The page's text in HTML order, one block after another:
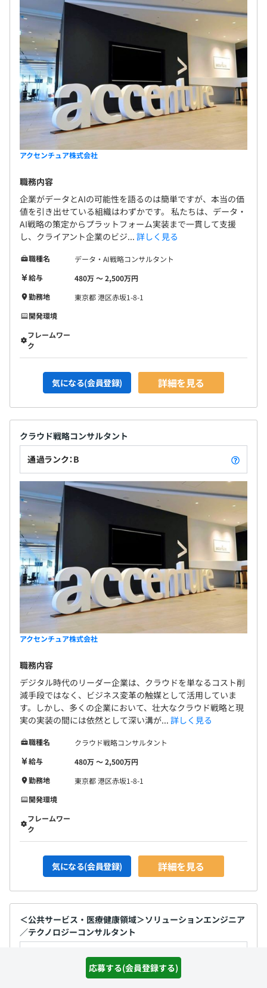
応募する(会員登録する)
アクセンチュア株式会社
職務内容
企業がデータとAIの可能性を語るのは簡単ですが、本当の価
値を引き出せている組織はわずかです。 私たちは、データ・
AI戦略の策定からプラットフォーム実装まで一貫して支援
し、クライアント企業のビジ... 詳しく見る
職種名
データ・AI戦略コンサルタント
給与
480万 〜 2,500万円
勤務地
東京都 港区赤坂1-8-1
開発環境
フレームワー
ク
気になる(会員登録) 詳細を見る
クラウド戦略コンサルタント
通過ランク：B
アクセンチュア株式会社
職務内容
デジタル時代のリーダー企業は、クラウドを単なるコスト削
減手段ではなく、ビジネス変革の触媒として活用していま
す。しかし、多くの企業において、壮大なクラウド戦略と現
実の実装の間には依然として深い溝が... 詳しく見る
職種名
クラウド戦略コンサルタント
給与
480万 〜 2,500万円
勤務地
東京都 港区赤坂1-8-1
開発環境
フレームワー
ク
気になる(会員登録) 詳細を見る
＜公共サービス・医療健康領域＞ソリューションエンジニア
／テクノロジーコンサルタント